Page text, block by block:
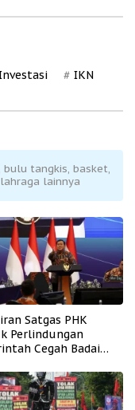
IKN
tangkis, basket,
lainnya
Satgas PHK
Perlindungan
Cegah Badai